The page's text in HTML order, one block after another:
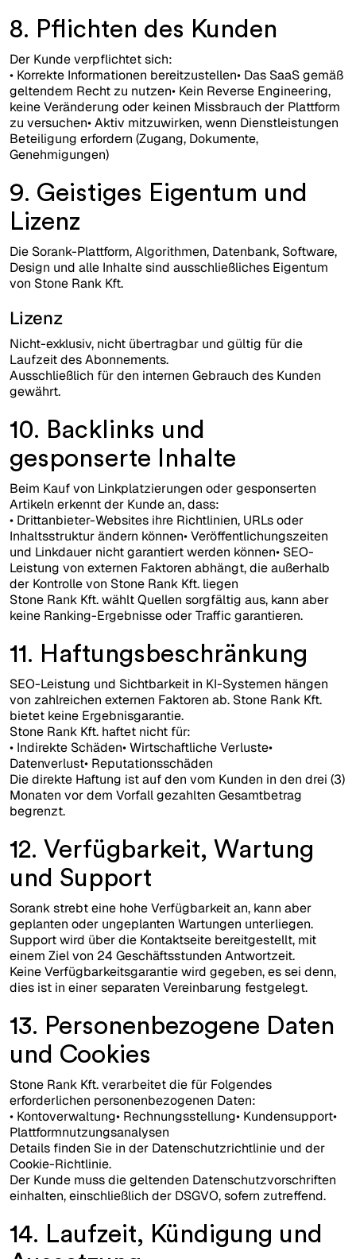
8. Pflichten des Kunden
Der Kunde verpflichtet sich:
• Korrekte Informationen bereitzustellen• Das SaaS gemäß
geltendem Recht zu nutzen• Kein Reverse Engineering,
keine Veränderung oder keinen Missbrauch der Plattform
zu versuchen• Aktiv mitzuwirken, wenn Dienstleistungen
Beteiligung erfordern (Zugang, Dokumente,
Genehmigungen)
9. Geistiges Eigentum und
Lizenz
Die Sorank-Plattform, Algorithmen, Datenbank, Software,
Design und alle Inhalte sind ausschließliches Eigentum
von Stone Rank Kft.
Lizenz
Nicht-exklusiv, nicht übertragbar und gültig für die
Laufzeit des Abonnements.
Ausschließlich für den internen Gebrauch des Kunden
gewährt.
10. Backlinks und
gesponserte Inhalte
Beim Kauf von Linkplatzierungen oder gesponserten
Artikeln erkennt der Kunde an, dass:
• Drittanbieter-Websites ihre Richtlinien, URLs oder
Inhaltsstruktur ändern können• Veröffentlichungszeiten
und Linkdauer nicht garantiert werden können• SEO-
Leistung von externen Faktoren abhängt, die außerhalb
der Kontrolle von Stone Rank Kft. liegen
Stone Rank Kft. wählt Quellen sorgfältig aus, kann aber
keine Ranking-Ergebnisse oder Traffic garantieren.
11. Haftungsbeschränkung
SEO-Leistung und Sichtbarkeit in KI-Systemen hängen
von zahlreichen externen Faktoren ab. Stone Rank Kft.
bietet keine Ergebnisgarantie.
Stone Rank Kft. haftet nicht für:
• Indirekte Schäden• Wirtschaftliche Verluste•
Datenverlust• Reputationsschäden
Die direkte Haftung ist auf den vom Kunden in den drei (3)
Monaten vor dem Vorfall gezahlten Gesamtbetrag
begrenzt.
12. Verfügbarkeit, Wartung
und Support
Sorank strebt eine hohe Verfügbarkeit an, kann aber
geplanten oder ungeplanten Wartungen unterliegen.
Support wird über die Kontaktseite bereitgestellt, mit
einem Ziel von 24 Geschäftsstunden Antwortzeit.
Keine Verfügbarkeitsgarantie wird gegeben, es sei denn,
dies ist in einer separaten Vereinbarung festgelegt.
13. Personenbezogene Daten
und Cookies
Stone Rank Kft. verarbeitet die für Folgendes
erforderlichen personenbezogenen Daten:
• Kontoverwaltung• Rechnungsstellung• Kundensupport•
Plattformnutzungsanalysen
Details finden Sie in der Datenschutzrichtlinie und der
Cookie-Richtlinie.
Der Kunde muss die geltenden Datenschutzvorschriften
einhalten, einschließlich der DSGVO, sofern zutreffend.
14. Laufzeit, Kündigung und